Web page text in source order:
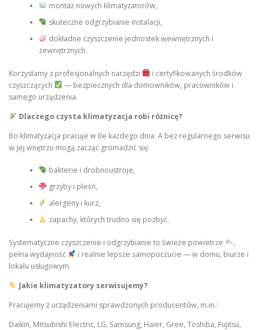
montaż nowych klimatyzatorów,
skuteczne odgrzybianie instalacji,
dokładne czyszczenie jednostek wewnętrznych i
zewnętrznych.
Korzystamy z profesjonalnych narzędzi
i certyfikowanych środków
czyszczących
— bezpiecznych dla domowników, pracowników i
samego urządzenia.
Dlaczego czysta klimatyzacja robi różnicę?
Bo klimatyzacja pracuje w tle każdego dnia. A bez regularnego serwisu
w jej wnętrzu mogą zacząć gromadzić się:
bakterie i drobnoustroje,
grzyby i pleśń,
alergeny i kurz,
zapachy, których trudno się pozbyć.
Systematyczne czyszczenie i odgrzybianie to świeże powietrze
,
pełna wydajność
i realnie lepsze samopoczucie — w domu, biurze i
lokalu usługowym.
Jakie klimatyzatory serwisujemy?
Pracujemy z urządzeniami sprawdzonych producentów, m.in.:
Daikin, Mitsubishi Electric, LG, Samsung, Haier, Gree, Toshiba, Fujitsu,